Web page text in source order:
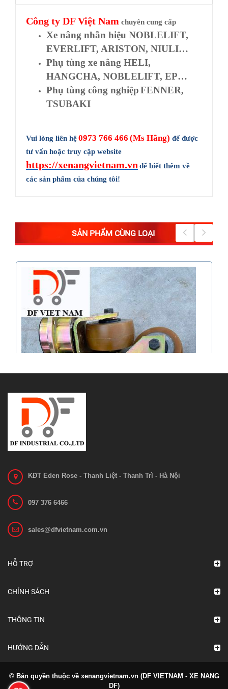
Công ty DF Việt Nam chuyên cung cấp
Xe nâng nhãn hiệu NOBLELIFT,
EVERLIFT, ARISTON, NIULI…
Phụ tùng xe nâng HELI,
HANGCHA, NOBLELIFT, EP…
Phụ tùng công nghiệpFENNER,
TSUBAKI
Vui lòng liên hệ0973 766 466 (Ms Hằng) để được
tư vấn hoặc truy cập website
https://xenangvietnam.vn để biết thêm về
các sản phẩm của chúng tôi!
SẢN PHẨM CÙNG LOẠI
KĐT Eden Rose - Thanh Liệt - Thanh Trì - Hà Nội
097 376 6466
sales@dfvietnam.com.vn
HỖ TRỢ
CHÍNH SÁCH
THÔNG TIN
HƯỚNG DẪN
© Bản quyền thuộc về xenangvietnam.vn (DF VIETNAM - XE NANG
DF)